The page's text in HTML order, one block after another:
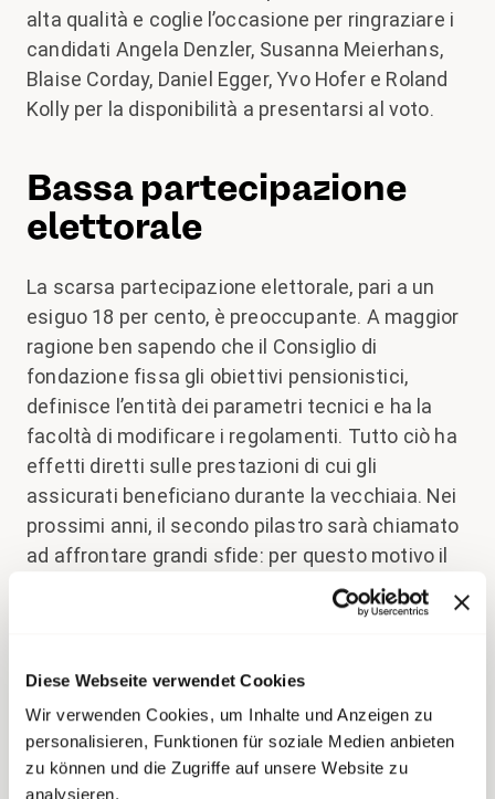
Diese Webseite verwendet Cookies
Wir verwenden Cookies, um Inhalte und Anzeigen zu
personalisieren, Funktionen für soziale Medien anbieten
zu können und die Zugriffe auf unsere Website zu
analysieren.
alta qualità e coglie l’occasione per ringraziare i
candidati Angela Denzler, Susanna Meierhans,
Blaise Corday, Daniel Egger, Yvo Hofer e Roland
Kolly per la disponibilità a presentarsi al voto.
Bassa partecipazione
elettorale
La scarsa partecipazione elettorale, pari a un
esiguo 18 per cento, è preoccupante. A maggior
ragione ben sapendo che il Consiglio di
fondazione fissa gli obiettivi pensionistici,
definisce l’entità dei parametri tecnici e ha la
facoltà di modificare i regolamenti. Tutto ciò ha
effetti diretti sulle prestazioni di cui gli
assicurati beneficiano durante la vecchiaia. Nei
prossimi anni, il secondo pilastro sarà chiamato
ad affrontare grandi sfide: per questo motivo il
Consiglio di fondazione deve essere composto
da esperti competenti che prendono decisioni
che tutti gli astenuti non abbiano sfruttato il loro
diritto di partecipazione, rinunciando così
all’opportunità di contribuire a importanti
decisioni.